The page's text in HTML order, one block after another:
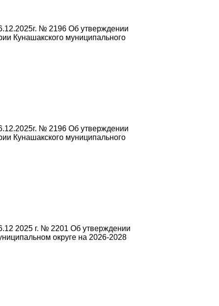
№ 2196 Об утверждении
Кунашакского муниципального
№ 2196 Об утверждении
Кунашакского муниципального
2025 г. № 2201 Об утверждении
округе на 2026-2028